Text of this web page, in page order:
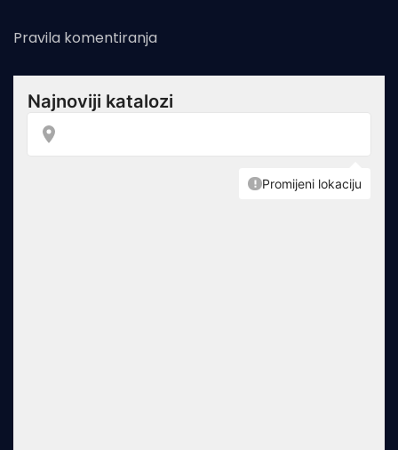
Pravila komentiranja